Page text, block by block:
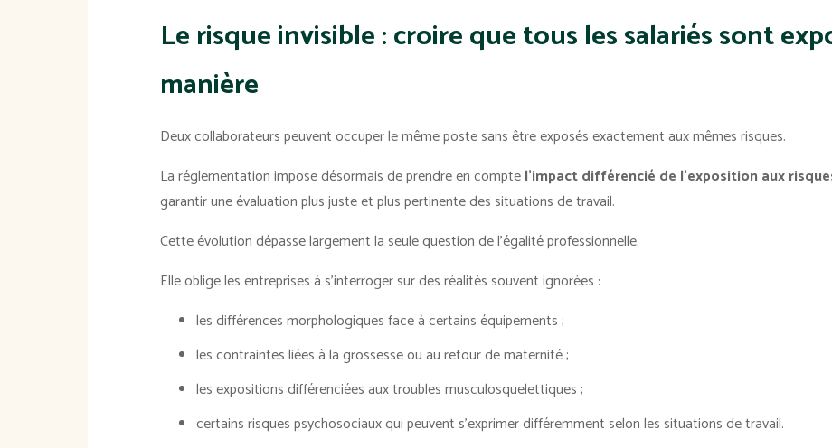
Le risque invisible : croire que tous les salariés sont
manière
Deux collaborateurs peuvent occuper le même poste sans être exposés exactement aux mêmes risques.
La réglementation impose désormais de prendre en comptel'impact différencié de l'exposition aux
garantir une évaluation plus juste et plus pertinente des situations de travail.
Cette évolution dépasse largement la seule question de l'égalité professionnelle.
Elle oblige les entreprises à s'interroger sur des réalités souvent ignorées :
les différences morphologiques face à certains équipements ;
les contraintes liées à la grossesse ou au retour de maternité ;
les expositions différenciées aux troubles musculosquelettiques ;
certains risques psychosociaux qui peuvent s'exprimer différemment selon les situations de travail.